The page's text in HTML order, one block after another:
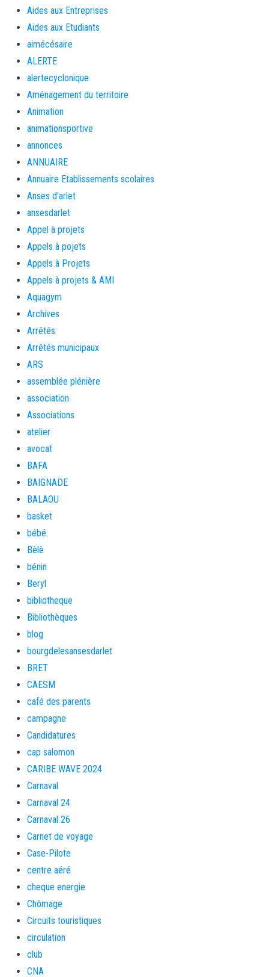
Aides aux Entreprises
Aides aux Etudiants
aimécésaire
ALERTE
alertecyclonique
Aménagement du territoire
Animation
animationsportive
annonces
ANNUAIRE
Annuaire Etablissements scolaires
Anses d'arlet
ansesdarlet
Appel à projets
Appels à pojets
Appels à Projets
Appels à projets & AMI
Aquagym
Archives
Arrêtés
Arrêtés municipaux
ARS
assemblée plénière
association
Associations
atelier
avocat
BAFA
BAIGNADE
BALAOU
basket
bébé
Bèlè
bénin
Beryl
bibliotheque
Bibliothèques
blog
bourgdelesansesdarlet
BRET
CAESM
café des parents
campagne
Candidatures
cap salomon
CARIBE WAVE 2024
Carnaval
Carnaval 24
Carnaval 26
Carnet de voyage
Case-Pilote
centre aéré
cheque energie
Chômage
Circuits touristiques
circulation
club
CNA